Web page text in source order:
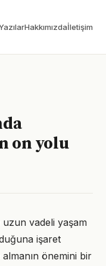
Hakkımızdaİletişim
on yolu
vadeli yaşam
işaret
önemini bir